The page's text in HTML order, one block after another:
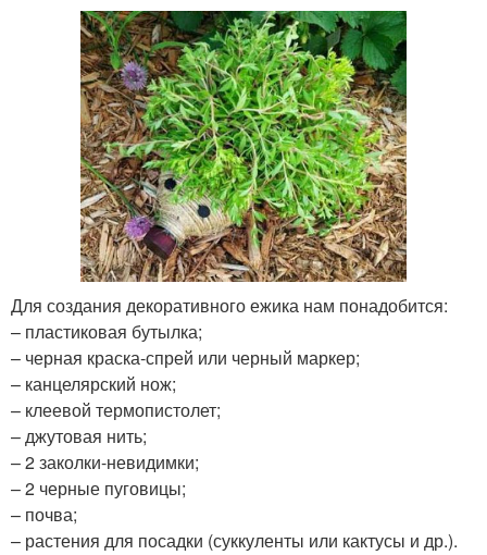
Для создания декоративного ежика нам понадобится:
– пластиковая бутылка;
– черная краска-спрей или черный маркер;
– канцелярский нож;
– клеевой термопистолет;
– джутовая нить;
– 2 заколки-невидимки;
– 2 черные пуговицы;
– почва;
– растения для посадки (суккуленты или кактусы и др.).